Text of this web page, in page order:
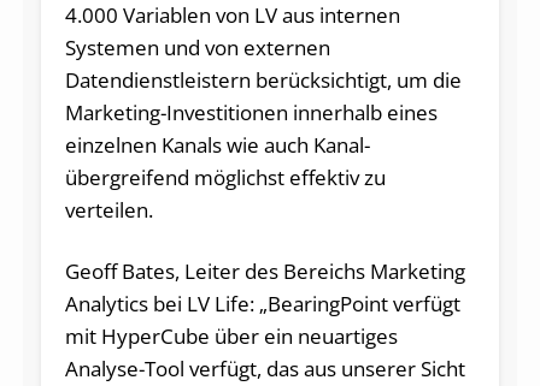
4.000 Variablen von LV aus internen
Systemen und von externen
Datendienstleistern berücksichtigt, um die
Marketing-Investitionen innerhalb eines
einzelnen Kanals wie auch Kanal-
übergreifend möglichst effektiv zu
verteilen.
Geoff Bates, Leiter des Bereichs Marketing
Analytics bei LV Life: „BearingPoint verfügt
mit HyperCube über ein neuartiges
Analyse-Tool verfügt, das aus unserer Sicht